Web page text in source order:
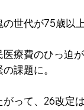
の世代が75歳以
医療費のひっ迫
課題に。
がって、26改定